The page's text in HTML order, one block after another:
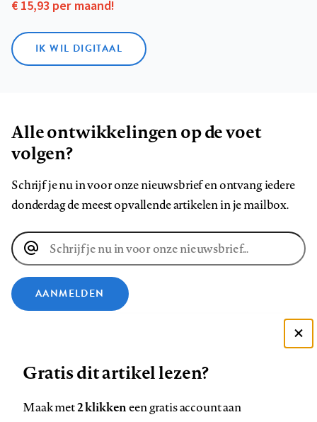
€ 15,93 per maand!
IK WIL DIGITAAL
Alle ontwikkelingen op de voet
volgen?
Schrijf je nu in voor onze nieuwsbrief en ontvang iedere
donderdag de meest opvallende artikelen in je mailbox.
E-
mailadres
AANMELDEN
ons
ons
ons
ons
ons
ons
Gratis dit artikel lezen?
Maak met2 klikkeneen gratis account aan
Zie onze cookie policy